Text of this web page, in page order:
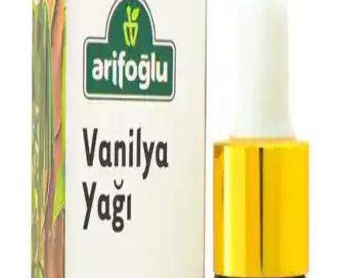
Kişisel bakımda zevk artırıcı kozmetikler, güven ve memnuniyeti
artıran ürünlerdir. Cilt bakımından parfümlere, makyajdan
aromaterapiye kadar çeşitli seçenekler sunar.
Hindistan Cevizi Kokulu Katı Sabunlar: Doğal ve
Ferahlatıcı Temizlik Ürünleri
Hindistan cevizi kokulu katı sabunlar, doğal içerikleri ve ferahlatıcı
aromasıyla cilt bakımını keyifli hale getirir, nemlendirici etkileriyle
günlük temizlikte tercih edilir.
Güzellik Ürünlerinde Doğal Çiçek Alternatifleri ve
Güncel Kullanım Trendleri
Doğal çiçek özleri, kimyasal içeriklere alternatif olarak güzellik ve
bakım ürünlerinde popülerlik kazanıyor. Bu içerikler cilt ve saç
sağlığını desteklerken, çevre dostu ve hassas ciltler için ideal
çözümler sunuyor.